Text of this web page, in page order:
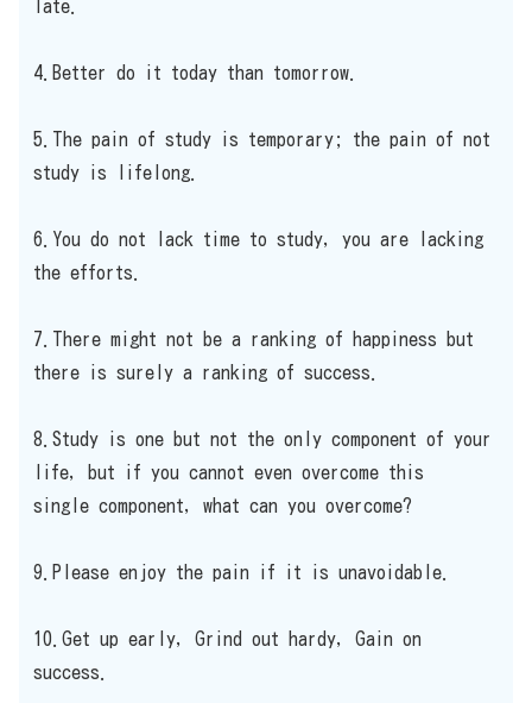
late.
4.Better do it today than tomorrow.
5.The pain of study is temporary; the pain of not
study is lifelong.
6.You do not lack time to study, you are lacking
the efforts.
7.There might not be a ranking of happiness but
there is surely a ranking of success.
8.Study is one but not the only component of your
life, but if you cannot even overcome this
single component, what can you overcome?
9.Please enjoy the pain if it is unavoidable.
10.Get up early, Grind out hardy, Gain on
success.